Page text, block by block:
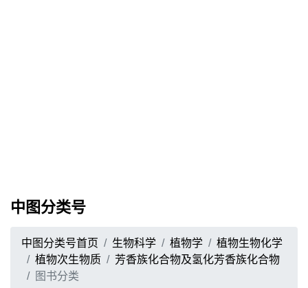
中图分类号
中图分类号首页 生物科学 植物学
植物生物化学
植物次生物质
芳香族化合物及氢化芳香族化合物
图书分类